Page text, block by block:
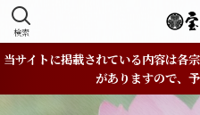
検索
当サイトに掲載されている内容は各
がありますので、